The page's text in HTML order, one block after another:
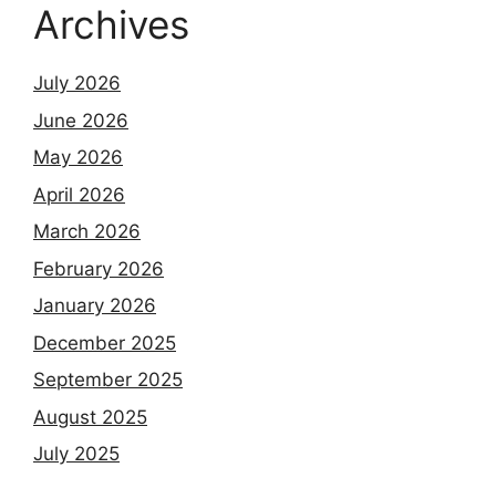
Archives
July 2026
June 2026
May 2026
April 2026
March 2026
February 2026
January 2026
December 2025
September 2025
August 2025
July 2025